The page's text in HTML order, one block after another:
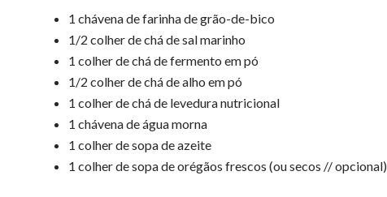
1 chávena de farinha de grão-de-bico
1/2 colher de chá de sal marinho
1 colher de chá de fermento em pó
1/2 colher de chá de alho em pó
1 colher de chá de levedura nutricional
1 chávena de água morna
1 colher de sopa de azeite
1 colher de sopa de orégãos frescos (ou secos // opcional)